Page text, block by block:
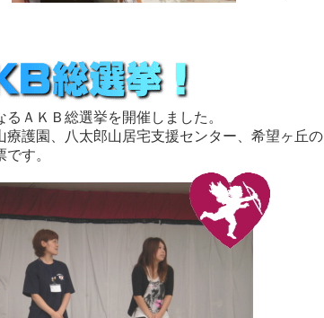
ＡＫＢ総選挙を開催しました。
療護園、八太郎山居宅支援センター、希望ヶ丘の
す。